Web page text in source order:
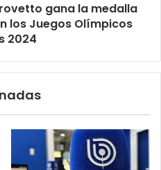
gana la medalla
los Juegos Olímpicos
2024